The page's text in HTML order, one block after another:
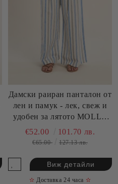
Дамски раиран панталон от
лен и памук - лек, свеж и
удобен за лятото MOLLY
BRACKEN (SKU)
LA1887EP
€52.00 101.70 лв.
€65.00 127.13 лв.
Виж детайли
✫ Доставка 24 часа ✫